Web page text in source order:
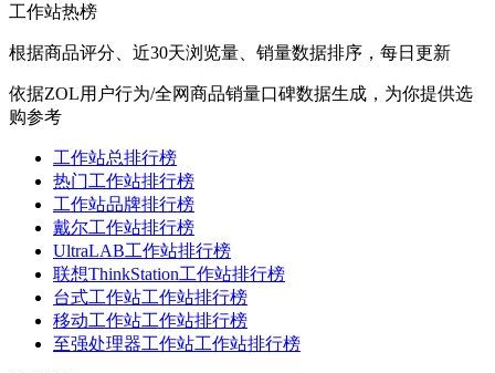
工作站热榜
根据商品评分、近30天浏览量、销量数据排序，每日更新
依据ZOL用户行为/全网商品销量口碑数据生成，为你提供选
购参考
工作站总排行榜
热门工作站排行榜
工作站品牌排行榜
戴尔工作站排行榜
UltraLAB工作站排行榜
联想ThinkStation工作站排行榜
台式工作站工作站排行榜
移动工作站工作站排行榜
至强处理器工作站工作站排行榜